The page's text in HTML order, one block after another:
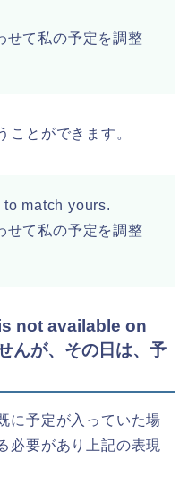
せて私の予定を調整
ことができます。
match yours.
せて私の予定を調整
not available on
んが、その日は、予
に予定が入っていた場
必要があり上記の表現